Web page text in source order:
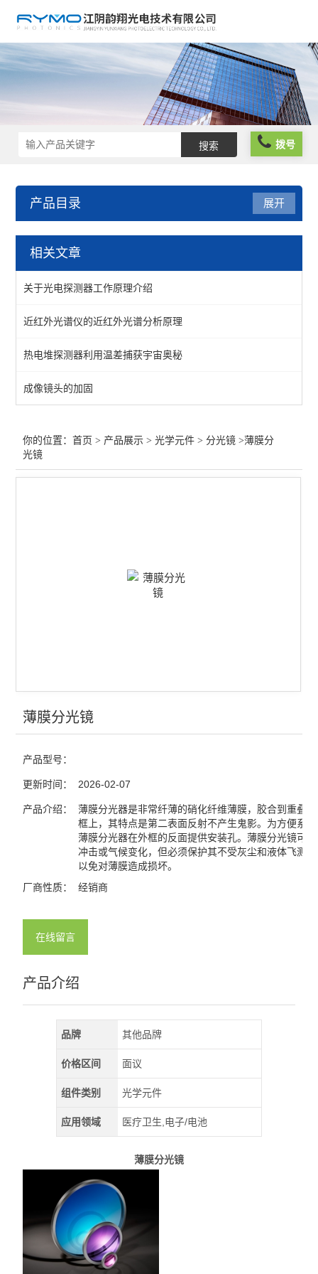
拨号
产品目录
光学元件
过滤片
合束镜
窗口片
棱镜
反射镜
展开
相关文章
关于光电探测器工作原理介绍
近红外光谱仪的近红外光谱分析原理
热电堆探测器利用温差捕获宇宙奥秘
成像镜头的加固
你的位置：首页 > 产品展示 >光学元件 >分光镜 >薄膜分
光镜
薄膜分光镜
产品型号：
更新时间： 2026-02-07
产品介绍：
薄膜分光器是非常纤薄的硝化纤维薄膜，胶合到重叠
框上，其特点是第二表面反射不产生鬼影。为方便系
薄膜分光器在外框的反面提供安装孔。薄膜分光镜可
冲击或气候变化，但必须保护其不受灰尘和液体飞溅
以免对薄膜造成损坏。
厂商性质：
经销商
在线留言
产品介绍
品牌 其他品牌
价格区间 面议
组件类别 光学元件
应用领域 医疗卫生,电子/电池
薄膜分光镜